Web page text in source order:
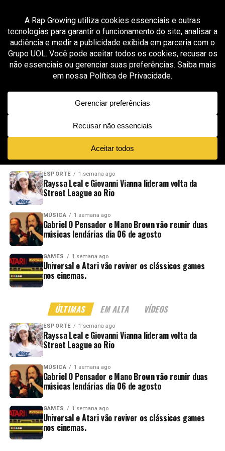
All posts tagged "Novo Anhangabaú"
ENTRETENIMENTO 1 mês ago
Mad in Brazza chega à 5ª edição e expande sua
história com eventos em Curitiba e São Paulo
NOVIDADES EM ALTA VÍDEOS
ESPORTE 1 semana ago
Rayssa Leal e Giovanni Vianna lideram volta da
Street League ao Rio
MÚSICA 1 semana ago
Gabriel O Pensador e Mano Brown vão reunir duas
músicas lendárias dia 06 de agosto
GAMES 1 semana ago
Universal e Atari vão reviver os clássicos games
nos cinemas.
ÚLTIMAS EM ALTA VÍDEOS
ESPORTE 1 semana ago
Rayssa Leal e Giovanni Vianna lideram volta da
Street League ao Rio
MÚSICA 1 semana ago
Gabriel O Pensador e Mano Brown vão reunir duas
músicas lendárias dia 06 de agosto
GAMES 1 semana ago
Universal e Atari vão reviver os clássicos games
nos cinemas.